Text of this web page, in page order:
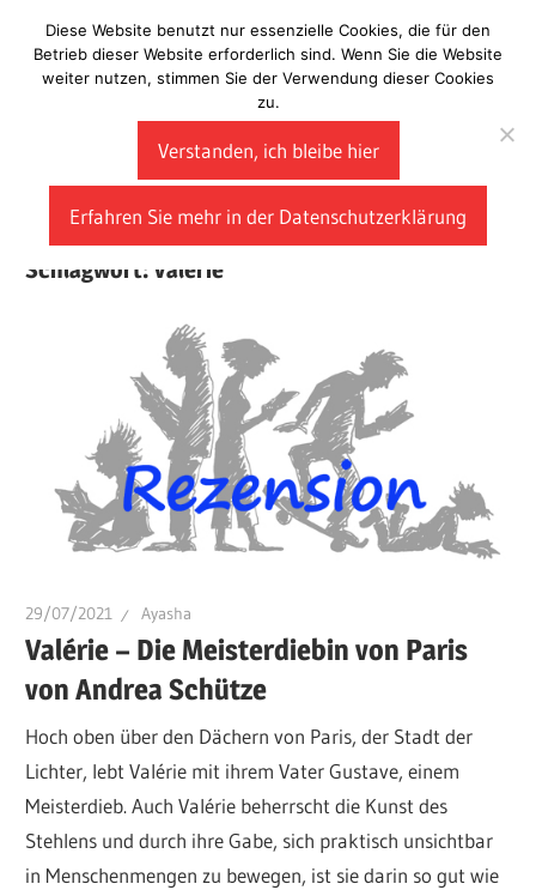
Inhalt
springen
Laberladen
Schlagwort: Valérie
29/07/2021 Ayasha
Valérie – Die Meisterdiebin von Paris
von Andrea Schütze
Hoch oben über den Dächern von Paris, der Stadt der
Lichter, lebt Valérie mit ihrem Vater Gustave, einem
Meisterdieb. Auch Valérie beherrscht die Kunst des
Stehlens und durch ihre Gabe, sich praktisch unsichtbar
in Menschenmengen zu bewegen, ist sie darin so gut wie
Diese Website benutzt nur essenzielle Cookies, die für den
Betrieb dieser Website erforderlich sind. Wenn Sie die Website
weiter nutzen, stimmen Sie der Verwendung dieser Cookies
zu.
Verstanden, ich bleibe hier
Erfahren Sie mehr in der Datenschutzerklärung